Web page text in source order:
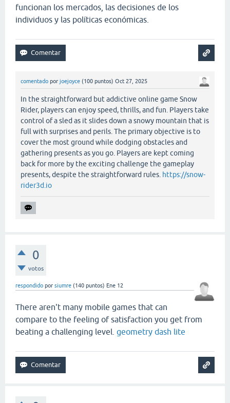
funcionan los mercados, las decisiones de los
individuos y las políticas económicas.
comentado por joejoyce (100 puntos) Oct 27, 2025
In the straightforward but addictive online game Snow
Rider, players can enjoy speed, thrills, and fun. Players take
control of a sled as it slides down a snowy mountain that is
full with surprises and perils. The primary objective is to
cover the most ground while dodging obstacles and
gathering presents as you go. Players are kept coming
back for more by the exciting challenge the gameplay
presents, despite the straightforward rules. https://snow-
rider3d.io
0
votos
respondido por siumre (140 puntos) Ene 12
There aren't many mobile games that can
compare to the feeling of satisfaction you get from
beating a challenging level. geometry dash lite